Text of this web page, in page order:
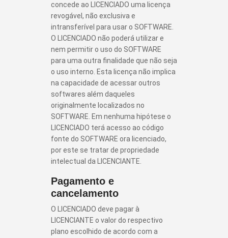
concede ao LICENCIADO uma licença
revogável, não exclusiva e
intransferível para usar o SOFTWARE.
O LICENCIADO não poderá utilizar e
nem permitir o uso do SOFTWARE
para uma outra finalidade que não seja
o uso interno. Esta licença não implica
na capacidade de acessar outros
softwares além daqueles
originalmente localizados no
SOFTWARE. Em nenhuma hipótese o
LICENCIADO terá acesso ao código
fonte do SOFTWARE ora licenciado,
por este se tratar de propriedade
intelectual da LICENCIANTE.
Pagamento e
cancelamento
O LICENCIADO deve pagar à
LICENCIANTE o valor do respectivo
plano escolhido de acordo com a